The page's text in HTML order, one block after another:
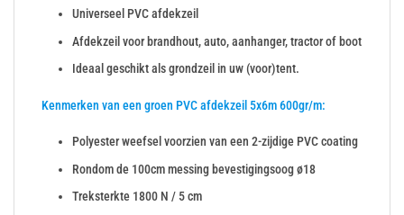
Universeel PVC afdekzeil
Afdekzeil voor brandhout, auto, aanhanger, tractor of boot
Ideaal geschikt als grondzeil in uw (voor)tent.
Kenmerken van een groen PVC afdekzeil 5x6m 600gr/m:
Polyester weefsel voorzien van een 2-zijdige PVC coating
Rondom de 100cm messing bevestigingsoog ø18
Treksterkte 1800 N / 5 cm